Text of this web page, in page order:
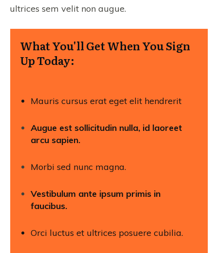
ultrices sem velit non augue.
What You'll Get When You Sign
Up Today:
Mauris cursus erat eget elit hendrerit
Augue est sollicitudin nulla, id laoreet
arcu sapien.
Morbi sed nunc magna.
Vestibulum ante ipsum primis in
faucibus.
Orci luctus et ultrices posuere cubilia.